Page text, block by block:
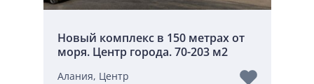
Новый комплекс в 150 метрах от
моря. Центр города. 70-203 м2
Алания, Центр